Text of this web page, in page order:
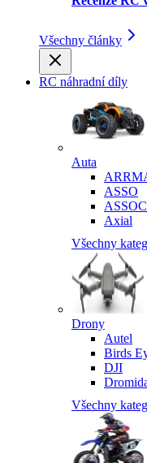
Všechny články
RC náhradní díly
Auta
ASSO
Axial
Všechny
Drony
Autel
Birds
DJI
Všechny